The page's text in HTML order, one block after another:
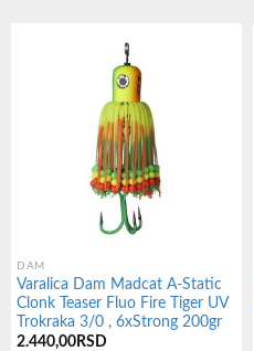
DAM
Varalica Dam Madcat A-Static
Clonk Teaser Fluo Fire Tiger UV
Trokraka 3/0 , 6xStrong 200gr
2.440,00 RSD